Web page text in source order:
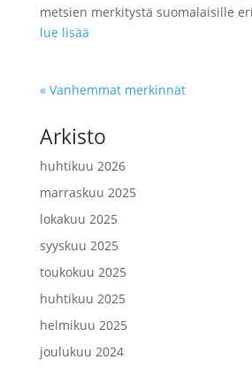
metsien merkitystä suomalaisille
lue lisää
« Vanhemmat merkinnät
Arkisto
huhtikuu 2026
marraskuu 2025
lokakuu 2025
syyskuu 2025
toukokuu 2025
huhtikuu 2025
helmikuu 2025
joulukuu 2024